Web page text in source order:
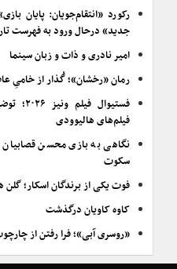
رکورد «انتقام‌جویان: پایان
جدید» درحال ورود به فهرست
امیر نادری و ذات و زبان سینما
رمان «رخشان»؛ گُذار از خامیِ
فیلم‌های هالیوودی
نگاهی به بازی محسن
سکوت
فوت یکی از برندگان اسکار؛
کاوه کاویان درگذشت
«روسری آبی»؛ فرا رفتن از